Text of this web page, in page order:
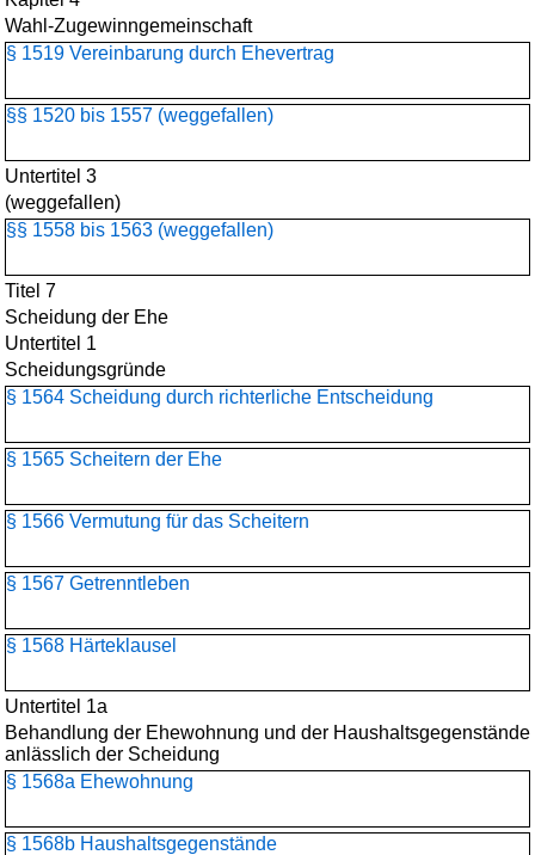
Wahl-Zugewinngemeinschaft
§ 1519 Vereinbarung durch Ehevertrag
§§ 1520 bis 1557 (weggefallen)
Untertitel 3
(weggefallen)
§§ 1558 bis 1563 (weggefallen)
Titel 7
Scheidung der Ehe
Untertitel 1
Scheidungsgründe
§ 1564 Scheidung durch richterliche Entscheidung
§ 1565 Scheitern der Ehe
§ 1566 Vermutung für das Scheitern
§ 1567 Getrenntleben
§ 1568 Härteklausel
Untertitel 1a
Behandlung der Ehewohnung und der Haushaltsgegenstände
anlässlich der Scheidung
§ 1568a Ehewohnung
§ 1568b Haushaltsgegenstände